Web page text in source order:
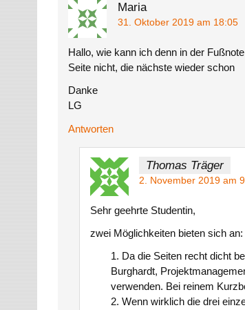
Maria
31. Oktober 2019 am 18:05
Hallo, wie kann ich denn in der
Seite nicht, die nächste wieder schon
Danke
LG
Antworten
Thomas Träger
2. November 2019 am
Sehr geehrte Studentin,
zwei Möglichkeiten bieten sich an:
Da die Seiten recht dicht
Burghardt,
verwenden. Bei reinem
Wenn wirklich die drei